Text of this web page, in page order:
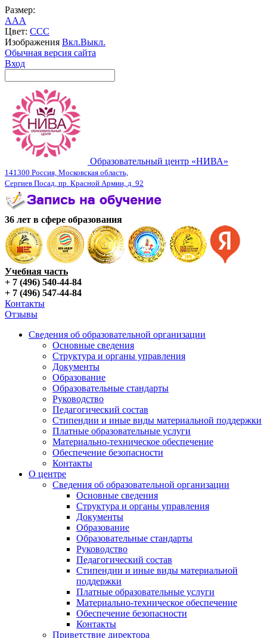
Размер:
AAA
Цвет: CCC
Изображения Вкл.Выкл.
Обычная версия сайта
Вход
Образовательный центр «НИВА»
141300 Россия, Московская область,
Сергиев Посад, пр. Красной Армии, д. 92
36 лет в сфере образования
Учебная часть
+ 7 (496) 540-44-84
+ 7 (496) 547-44-84
Контакты
Отзывы
Сведения об образовательной организации
Основные сведения
Структура и органы управления
Документы
Образование
Образовательные стандарты
Руководство
Педагогический состав
Стипендии и иные виды материальной поддержки
Платные образовательные услуги
Материально-техническое обеспечение
Обеспечение безопасности
Контакты
О центре
Сведения об образовательной организации
Основные сведения
Структура и органы управления
Документы
Образование
Образовательные стандарты
Руководство
Педагогический состав
Стипендии и иные виды материальной
поддержки
Платные образовательные услуги
Материально-техническое обеспечение
Обеспечение безопасности
Контакты
Приветствие директора